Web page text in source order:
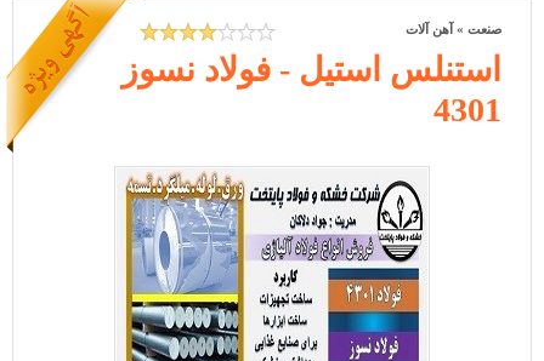
صنعت » آهن آلات
استنلس استیل - فولاد نسوز
4301